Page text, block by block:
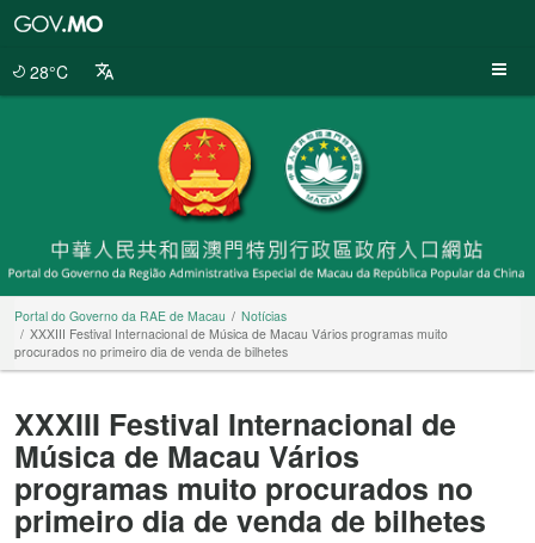
28°C
Portal do Governo da RAE de Macau
Notícias
XXXIII Festival Internacional de Música de Macau Vários programas muito
procurados no primeiro dia de venda de bilhetes
XXXIII Festival Internacional de
Música de Macau Vários
programas muito procurados no
primeiro dia de venda de bilhetes